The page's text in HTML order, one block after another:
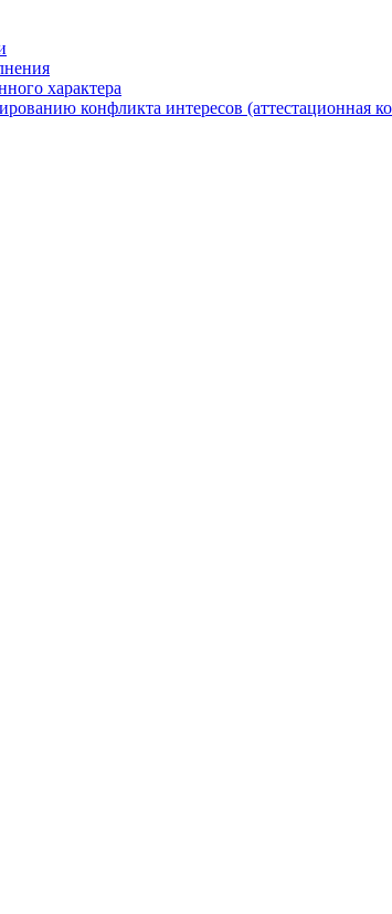
характера
конфликта интересов (аттестационная